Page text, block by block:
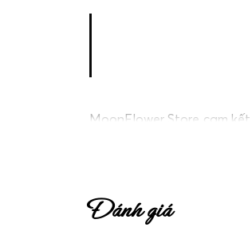
MoonFlower Store cam
Đánh giá